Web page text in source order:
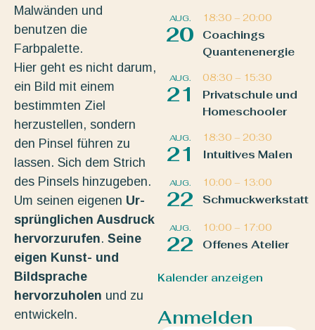
Malwänden und
benutzen die
Farbpalette.
Hier geht es nicht darum,
ein Bild mit einem
bestimmten Ziel
herzustellen, sondern
den Pinsel führen zu
lassen. Sich dem Strich
des Pinsels hinzugeben.
Um seinen eigenen Ur-
sprünglichen Ausdruck
hervorzurufen. Seine
eigen Kunst- und
Bildsprache
hervorzuholen und zu
entwickeln.
AUG.
20
18:30 – 20:00
Coachings
Quantenenergie
AUG.
21
08:30 – 15:30
Privatschule und
Homeschooler
AUG.
21
18:30 – 20:30
Intuitives Malen
AUG.
22
10:00 – 13:00
Schmuckwerkstatt
AUG.
22
10:00 – 17:00
Offenes Atelier
Kalender anzeigen
Anmelden